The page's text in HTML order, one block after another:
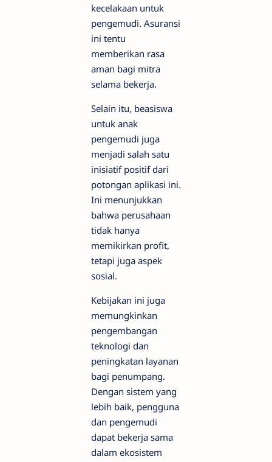
kecelakaan untuk
pengemudi. Asuransi
ini tentu
memberikan rasa
aman bagi mitra
selama bekerja.
Selain itu, beasiswa
untuk anak
pengemudi juga
menjadi salah satu
inisiatif positif dari
potongan aplikasi ini.
Ini menunjukkan
bahwa perusahaan
tidak hanya
memikirkan profit,
tetapi juga aspek
sosial.
Kebijakan ini juga
memungkinkan
pengembangan
teknologi dan
peningkatan layanan
bagi penumpang.
Dengan sistem yang
lebih baik, pengguna
dan pengemudi
dapat bekerja sama
dalam ekosistem